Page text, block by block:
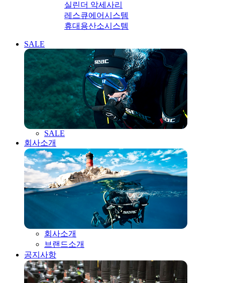
실린더 악세사리
레스큐에어시스템
휴대용산소시스템
SALE
SALE
회사소개
회사소개
브랜드소개
공지사항